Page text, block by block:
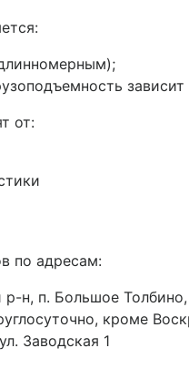
от:
по адресам:
н, п. Большое
кроме
Заводская 1